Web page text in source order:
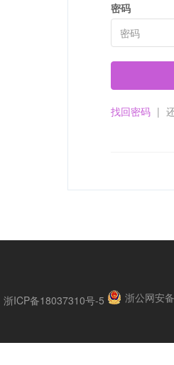
密码
找回密码 |
浙ICP备18037310号-5 浙公网安